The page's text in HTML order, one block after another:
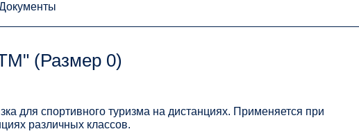
(Размер 0)
для спортивного туризма на дистанциях. Применяется при
различных классов.